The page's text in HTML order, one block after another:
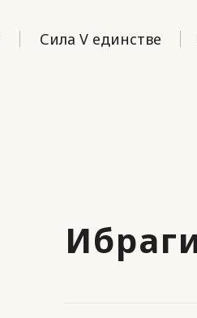
Сила V единстве